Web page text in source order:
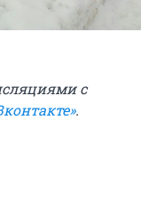
с
.